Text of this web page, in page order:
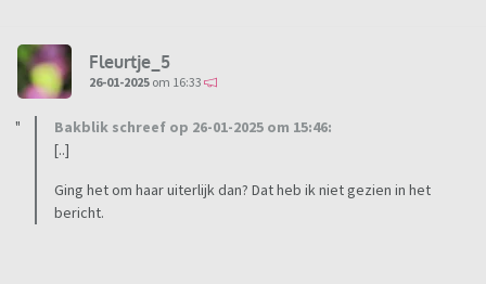
Fleurtje_5
26-01-2025 om 16:33
Bakblik schreef op 26-01-2025 om 15:46:
[..]
Ging het om haar uiterlijk dan? Dat heb ik niet gezien in het
bericht.